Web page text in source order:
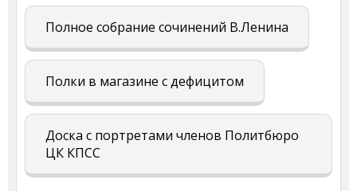
Полное собрание сочинений В.Ленина
Полки в магазине с дефицитом
Доска с портретами членов Политбюро
ЦК КПСС